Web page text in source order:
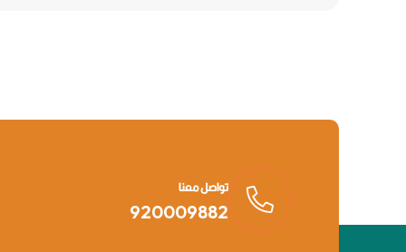
تواصل معنا
920009882